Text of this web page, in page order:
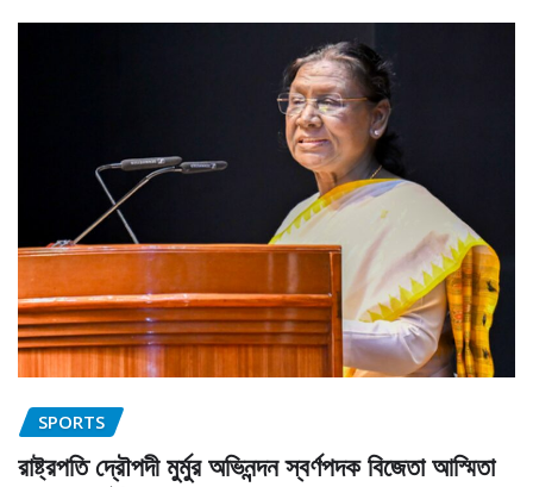
SPORTS
রাষ্ট্রপতি দ্রৌপদী মুর্মুর অভিনন্দন স্বর্ণপদক বিজেতা আস্মিতা